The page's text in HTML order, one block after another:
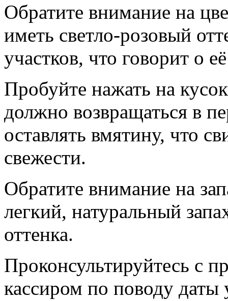
Обратите внимание на
иметь светло-розовый
участков, что говорит о
Пробуйте нажать на
должно возвращаться в
оставлять вмятину, что
свежести.
Обратите внимание на
легкий, натуральный
оттенка.
Проконсультируйтесь с
кассиром по поводу даты